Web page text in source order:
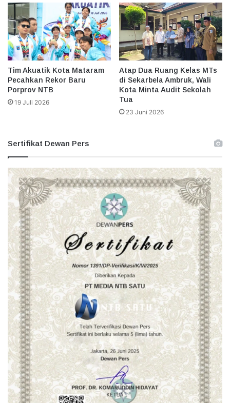
Tim Akuatik Kota Mataram
Pecahkan Rekor Baru
Porprov NTB
19 Juli 2026
Atap Dua Ruang Kelas MTs
di Sekarbela Ambruk, Wali
Kota Minta Audit Sekolah
Tua
23 Juni 2026
Sertifikat Dewan Pers